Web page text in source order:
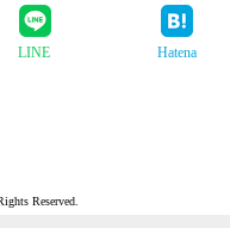
LINE Hatena
Reserved.